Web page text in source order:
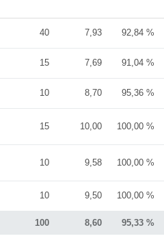
100 8,60 95,33 %
40 7,93 92,84 %
15 7,69 91,04 %
10 8,70 95,36 %
15 10,00 100,00 %
10 9,58 100,00 %
10 9,50 100,00 %